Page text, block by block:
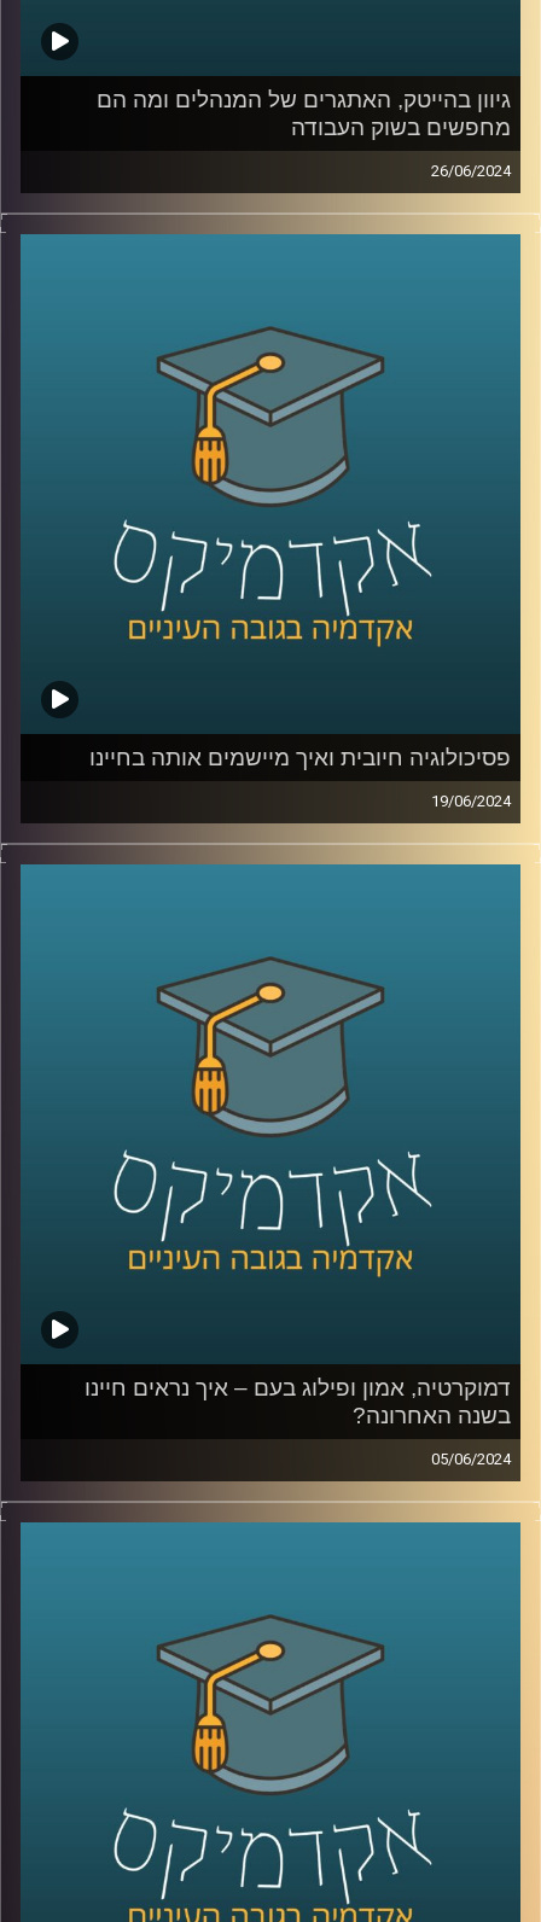
קרדיט תמונות:AudioVersity
גיוון בהייטק, האתגרים של המנהלים ומה הם
מחפשים בשוק העבודה
26/06/2024
בימים כה קשים של חוסר ודאות יש צורך במנהיגות עסקית,
חברתית וציבורית חזקה וגם צורך בגיוון משמעותי בין היתר
אז כחלק מהמאמצים לספק הזדמנות שווה לתושבי העוטף
להשתלב בהייטק ולחזק את הדרום בתקופה הזו ולמרות
שהענף מתמודד עם ירידה בגיוסי ההון, בית הספר להייטק של
גוגל ואוניברסיטת רייכמן, בשיתוף עם אמדוקס ישראל ועיריית
שדרות, השיקו בימים אלו שלוחה של בית הספר להייטק
הכשרת מנהלים ובית הספר להייטק של Google ואוניברסיטת
בית הספר ללימודי הייטק של אוניברסיטת רייכמן ו-Google:
https://www.grtech.co.il/
קרדיט תמונות:AudioVersity
פסיכולוגיה חיובית ואיך מיישמים אותה בחיינו
19/06/2024
למלחמה בעזה מחירים מנטלים כבדים על הנפש שלנו ובאופן
כללי החיים המודרניים הם עמוסים ומלחיצים ובכלל אם
אז איך מתמודדים עם כל הדבר הזה? יש ענף בשם פסיכולוגיה
חיובית שעוזר לתת מענה
אז כדי לצלול לתוך הנושא ואיך אנחנו יכולים ליישם את
הפסיכולוגיה החיובית בחיינו, הצטרפה אלינו ד״ר עדית זכאי
אור, מנכ״לית מרכז מיטיב לפסיכולוגיה חיובית באוניברסיטת
קרדיט תמונות:
AudioVersity
דמוקרטיה, אמון ופילוג בעם – איך נראים חיינו
בשנה האחרונה?
05/06/2024
דמוקרטיה, אמון ופילוג בעם – איך נראים חיינו בשנה
האחרונה?
אנשים מדברים או על ירידה מהארץ, או על חובתנו להישאר.
האם אנחנו בסכנה קיומית, איך הפילוג בעם משפיע עלינו,
ואיך כל זה מתקשר לדמוקרטיה, חופש הביטוי, אמון במוסדות
המדינה וליחס לאוכלוסיות כמו הערבים בישראל?
על כל השאלות האלו ועל הרבה יותר עונה סקר "המכון לחירות
ואחריות" של אוניברסיטת רייכמן.
בפרק זה מצטרף אלינו פרופ' אסיף אפרת, ראש תוכנית התואר